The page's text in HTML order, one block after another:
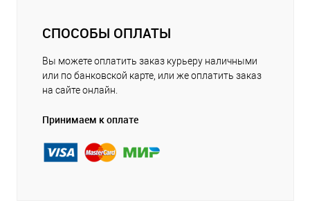
СПОСОБЫ ОПЛАТЫ
Вы можете оплатить заказ курьеру наличными
или по банковской карте, или же оплатить заказ
на сайте онлайн.
Принимаем к оплате